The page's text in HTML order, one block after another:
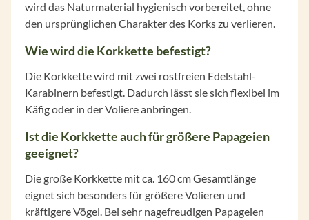
wird das Naturmaterial hygienisch vorbereitet, ohne
den ursprünglichen Charakter des Korks zu verlieren.
Wie wird die Korkkette befestigt?
Die Korkkette wird mit zwei rostfreien Edelstahl-
Karabinern befestigt. Dadurch lässt sie sich flexibel im
Käfig oder in der Voliere anbringen.
Ist die Korkkette auch für größere Papageien
geeignet?
Die große Korkkette mit ca. 160 cm Gesamtlänge
eignet sich besonders für größere Volieren und
kräftigere Vögel. Bei sehr nagefreudigen Papageien